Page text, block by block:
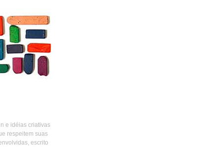
e idéias criativas
respeitem suas
escrito